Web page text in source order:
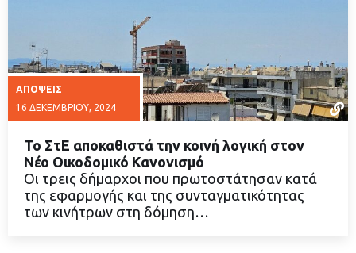
ΑΠΌΨΕΙΣ
16 ΔΕΚΕΜΒΡΊΟΥ, 2024
ΔΙΑΒΑΣΤΕ ΠΕΡΙΣΣΟΤΕΡΑ
Το ΣτΕ αποκαθιστά την κοινή λογική στον
Νέο Οικοδομικό Κανονισμό
Οι τρεις δήμαρχοι που πρωτοστάτησαν κατά
της εφαρμογής και της συνταγματικότητας
των κινήτρων στη δόμηση…